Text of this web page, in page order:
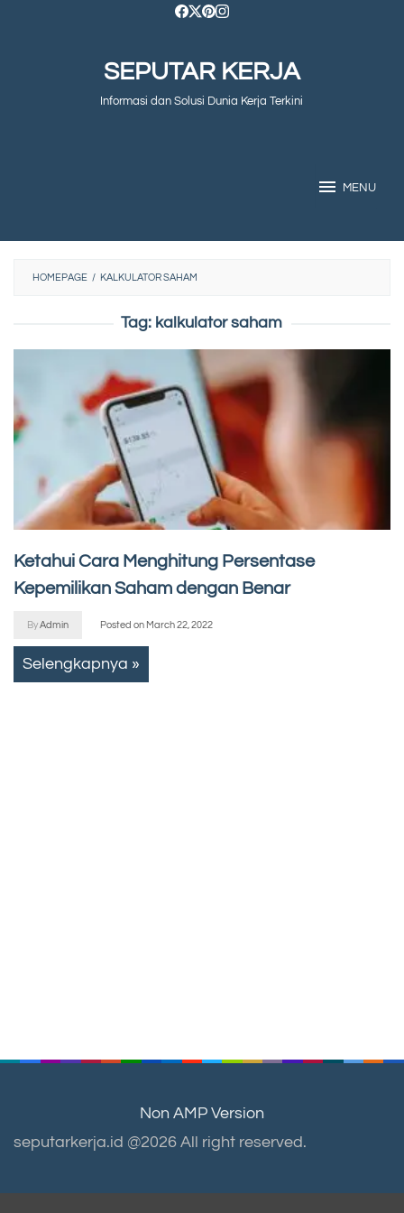
SEPUTAR KERJA
Informasi dan Solusi Dunia Kerja Terkini
MENU
HOMEPAGE / KALKULATOR SAHAM
Tag: kalkulator saham
Ketahui Cara Menghitung Persentase
Kepemilikan Saham dengan Benar
ByAdmin Posted on March 22, 2022
Selengkapnya »
Non AMP Version
seputarkerja.id @2026 All right reserved.